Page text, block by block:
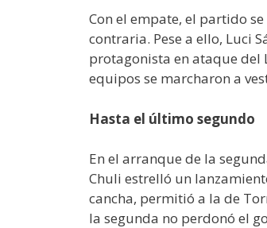
Con el empate, el partido
contraria. Pese a ello, Luci
protagonista en ataque del
equipos se marcharon a
Hasta el último segundo
En el arranque de la
Chuli estrelló un
cancha, permitió a la de
la segunda no perdonó el